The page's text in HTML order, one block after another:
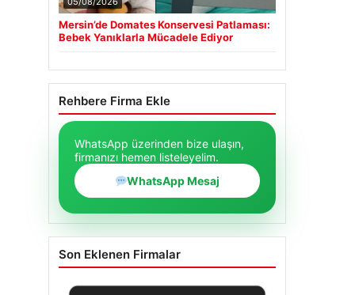
Mersin’de Domates Konservesi Patlaması:
Bebek Yanıklarla Mücadele Ediyor
Rehbere Firma Ekle
WhatsApp üzerinden bize ulaşın,
firmanızı hemen listeleyelim.
WhatsApp Mesaj
Son Eklenen Firmalar